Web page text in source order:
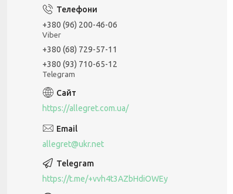
+380 (96) 200-46-06
Viber
+380 (68) 729-57-11
+380 (93) 710-65-12
Telegram
https://allegret.com.ua/
allegret@ukr.net
https://t.me/+vvh4t3AZbHdiOWEy